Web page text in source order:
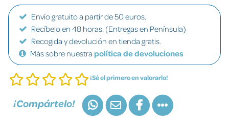
Envío gratuito a partir de 50 euros.
Recíbelo en 48 horas. (Entregas en Península)
Recogida y devolución en tienda gratis.
Más sobre nuestra política de devoluciones
¡Sé el primero en valorarlo!
¡Compártelo!